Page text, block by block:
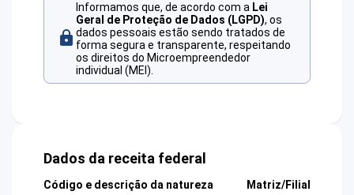
Informamos que, de acordo com a Lei
Geral de Proteção de Dados (LGPD), os
dados pessoais estão sendo tratados de
forma segura e transparente, respeitando
os direitos do Microempreendedor
individual (MEI).
Dados da receita federal
Código e descrição da natureza
Matriz/Filial